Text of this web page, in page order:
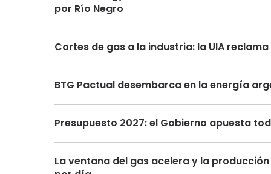
por Río Negro
Cortes de gas a la industria: la UIA
BTG Pactual desembarca en la energía
Presupuesto 2027: el Gobierno apuesta
La ventana del gas acelera y la